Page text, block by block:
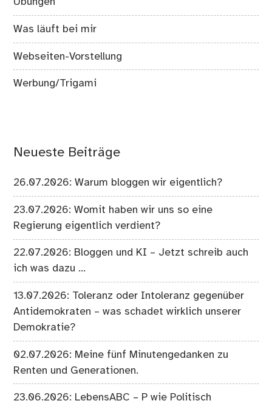
Was läuft bei mir
Webseiten-Vorstellung
Werbung/Trigami
Neueste Beiträge
26.07.2026: Warum bloggen wir eigentlich?
23.07.2026: Womit haben wir uns so eine
Regierung eigentlich verdient?
22.07.2026: Bloggen und KI – Jetzt schreib auch
ich was dazu …
13.07.2026: Toleranz oder Intoleranz gegenüber
Antidemokraten – was schadet wirklich unserer
Demokratie?
02.07.2026: Meine fünf Minutengedanken zu
Renten und Generationen.
23.06.2026: LebensABC – P wie Politisch